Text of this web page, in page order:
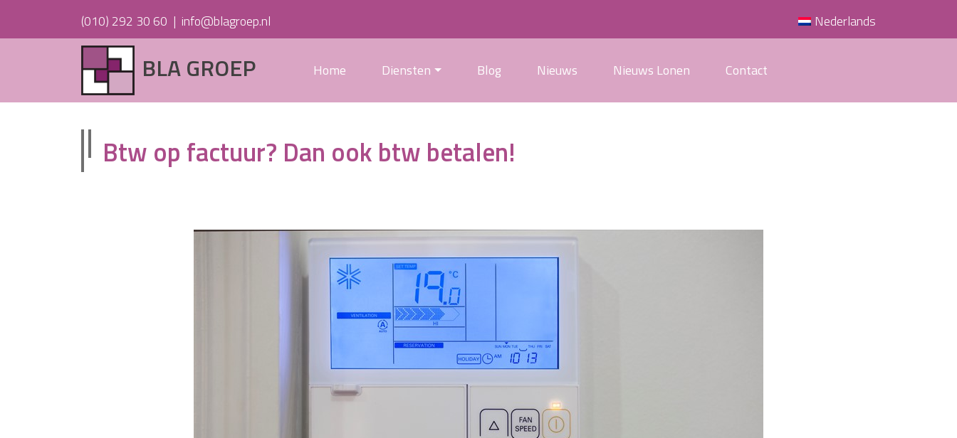
(010) 292 30 60 | info@blagroep.nl Nederlands
BLA GROEP Home Diensten Blog Nieuws Nieuws Lonen Contact
Btw op factuur? Dan ook btw betalen!